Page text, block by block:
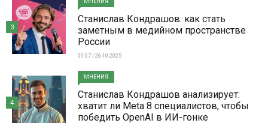
МНЕНИЯ
Станислав Кондрашов: как стать
заметным в медийном пространстве
России
09:07 | 26-10-2025
3
МНЕНИЯ
Станислав Кондрашов анализирует:
хватит ли Meta 8 специалистов, чтобы
победить OpenAI в ИИ-гонке
4